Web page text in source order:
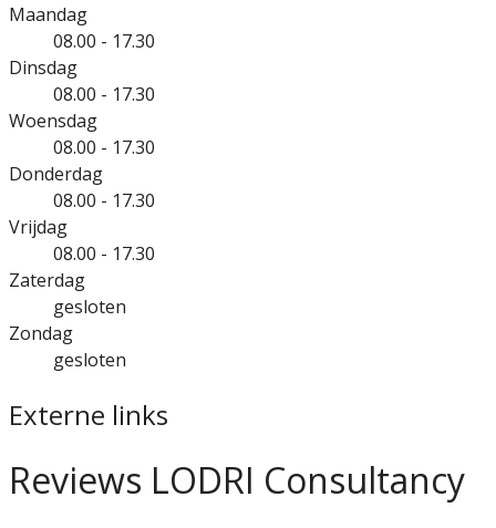
Maandag
08.00 - 17.30
Dinsdag
08.00 - 17.30
Woensdag
08.00 - 17.30
Donderdag
08.00 - 17.30
Vrijdag
08.00 - 17.30
Zaterdag
gesloten
Zondag
gesloten
Externe links
Reviews LODRI Consultancy